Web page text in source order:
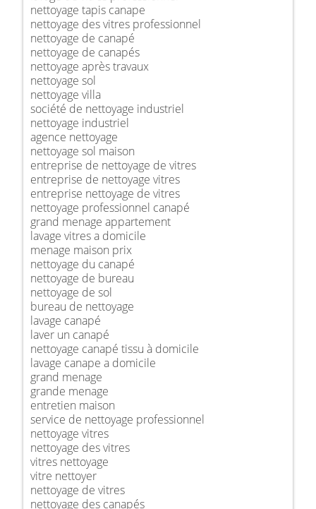
nettoyage tapis canape
nettoyage des vitres professionnel
nettoyage de canapé
nettoyage de canapés
nettoyage après travaux
nettoyage sol
nettoyage villa
société de nettoyage industriel
nettoyage industriel
agence nettoyage
nettoyage sol maison
entreprise de nettoyage de vitres
entreprise de nettoyage vitres
entreprise nettoyage de vitres
nettoyage professionnel canapé
grand menage appartement
lavage vitres a domicile
menage maison prix
nettoyage du canapé
nettoyage de bureau
nettoyage de sol
bureau de nettoyage
lavage canapé
laver un canapé
nettoyage canapé tissu à domicile
lavage canape a domicile
grand menage
grande menage
entretien maison
service de nettoyage professionnel
nettoyage vitres
nettoyage des vitres
vitres nettoyage
vitre nettoyer
nettoyage de vitres
nettoyage des canapés